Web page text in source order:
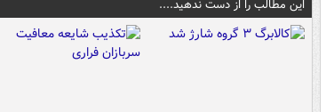
این مطالب را از دست ندهید....